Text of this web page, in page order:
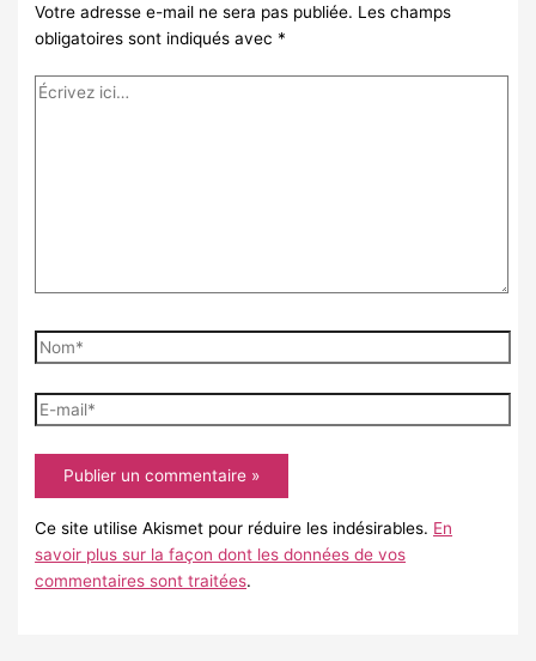
Votre adresse e-mail ne sera pas publiée. Les champs
obligatoires sont indiqués avec *
Écrivez
Nom*
E-
mail*
Ce site utilise Akismet pour réduire les indésirables. En
savoir plus sur la façon dont les données de vos
commentaires sont traitées.